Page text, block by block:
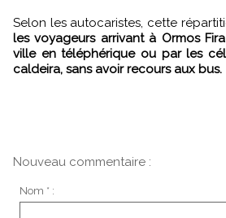
Selon les autocaristes, cette
les voyageurs arrivant à Ormos
ville en téléphérique ou par les
caldeira, sans avoir recours aux bus.
Nouveau commentaire :
Nom * :